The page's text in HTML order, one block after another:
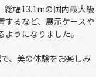
総幅13.1mの国内最大級
するなど、展示ケースや
うになりました。
、美の体験をお楽しみ